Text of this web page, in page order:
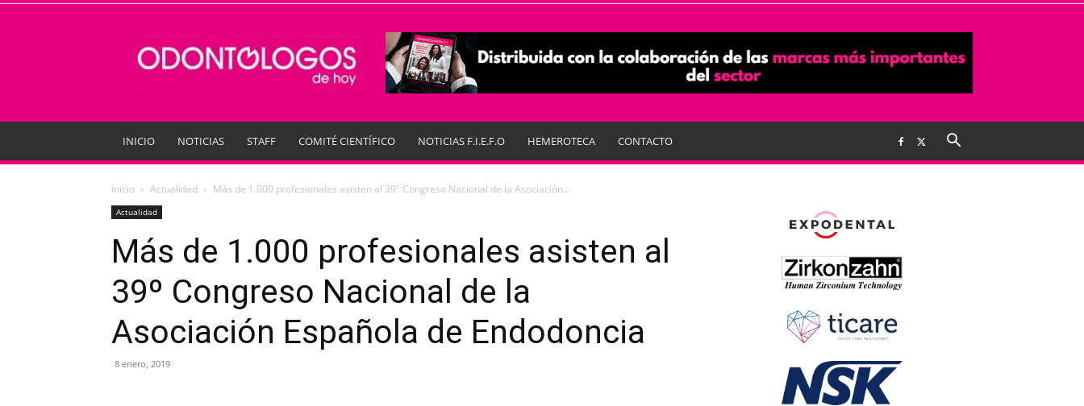
de
Hoy
INICIO NOTICIAS STAFF COMITÉ CIENTÍFICO NOTICIAS F.I.E.F.O HEMEROTECA CONTACTO
Inicio Actualidad Más de 1.000 profesionales asisten al 39º Congreso Nacional de la Asociación...
Actualidad
Más de 1.000 profesionales asisten al
39º Congreso Nacional de la
Asociación Española de Endodoncia
8 enero, 2019